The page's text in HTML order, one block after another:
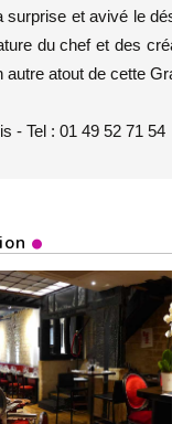
et avivé le
du chef et des
atout de cette
- Tel : 01 49 52 71 54